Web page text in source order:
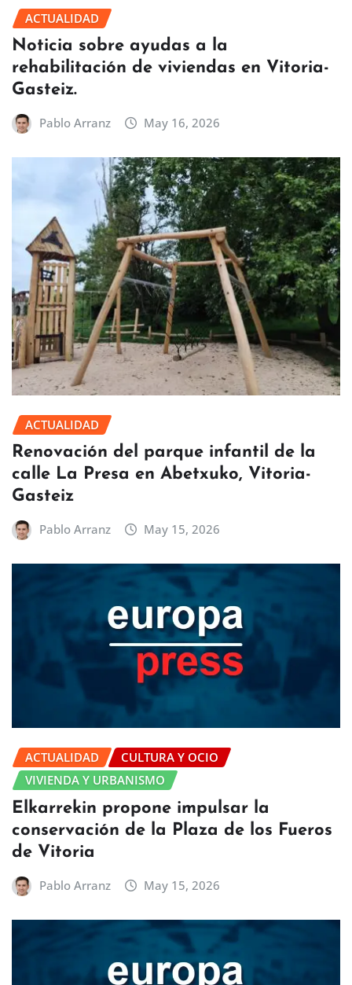
ACTUALIDAD
Noticia sobre ayudas a la
rehabilitación de viviendas en Vitoria-
Gasteiz.
Pablo Arranz May 16, 2026
ACTUALIDAD
Renovación del parque infantil de la
calle La Presa en Abetxuko, Vitoria-
Gasteiz
Pablo Arranz May 15, 2026
ACTUALIDAD
CULTURA Y OCIO
VIVIENDA Y URBANISMO
Elkarrekin propone impulsar la
conservación de la Plaza de los Fueros
de Vitoria
Pablo Arranz May 15, 2026